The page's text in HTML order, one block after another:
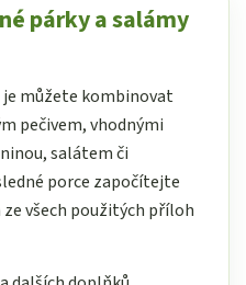
párky a salámy
můžete kombinovat
pečivem, vhodnými
salátem či
porce započítejte
všech použitých příloh